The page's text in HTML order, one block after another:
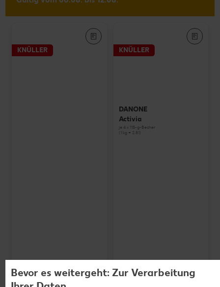
KNÜLLER KNÜLLER
DANONE
Activia
je 4 x 115-g-Becher
(1 kg = 2.81)
Bevor es weitergeht: Zur Verarbeitung